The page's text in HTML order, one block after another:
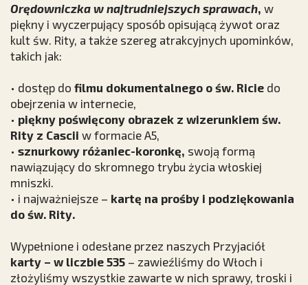
Orędowniczka w najtrudniejszych sprawach, w
piękny i wyczerpujący sposób opisującą żywot oraz
kult św. Rity, a także szereg atrakcyjnych upominków,
takich jak:
• dostęp do filmu dokumentalnego o św. Ricie do
obejrzenia w internecie,
• piękny poświęcony obrazek z wizerunkiem św.
Rity z Cascii w formacie A5,
• sznurkowy różaniec-koronkę, swoją formą
nawiązujący do skromnego trybu życia włoskiej
mniszki.
• i najważniejsze – kartę na prośby i podziękowania
do św. Rity.
Wypełnione i odesłane przez naszych Przyjaciół
karty – w liczbie 535 – zawieźliśmy do Włoch i
złożyliśmy wszystkie zawarte w nich sprawy, troski i